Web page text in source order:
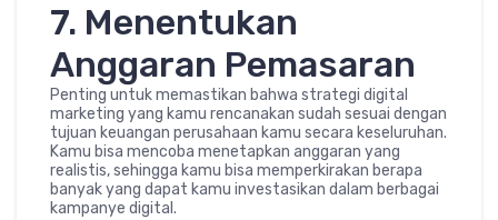
7. Menentukan
Anggaran Pemasaran
Penting untuk memastikan bahwa strategi digital
marketing yang kamu rencanakan sudah sesuai dengan
tujuan keuangan perusahaan kamu secara keseluruhan.
Kamu bisa mencoba menetapkan anggaran yang
realistis, sehingga kamu bisa memperkirakan berapa
banyak yang dapat kamu investasikan dalam berbagai
kampanye digital.